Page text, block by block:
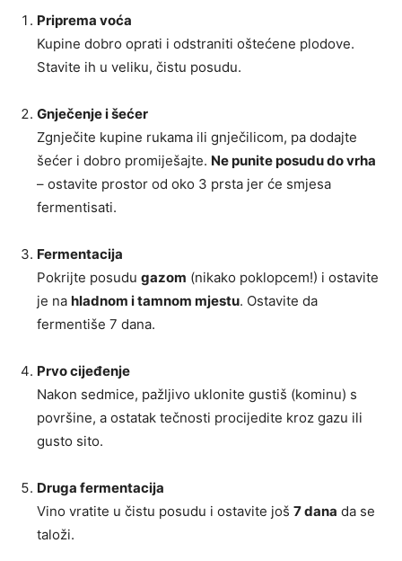
Priprema voća
Kupine dobro oprati i odstraniti oštećene plodove.
Stavite ih u veliku, čistu posudu.
Gnječenje i šećer
Zgnječite kupine rukama ili gnječilicom, pa dodajte
šećer i dobro promiješajte. Ne punite posudu do vrha
– ostavite prostor od oko 3 prsta jer će smjesa
fermentisati.
Fermentacija
Pokrijte posudu gazom (nikako poklopcem!) i ostavite
je na hladnom i tamnom mjestu. Ostavite da
fermentiše 7 dana.
Prvo cijeđenje
Nakon sedmice, pažljivo uklonite gustiš (kominu) s
površine, a ostatak tečnosti procijedite kroz gazu ili
gusto sito.
Druga fermentacija
Vino vratite u čistu posudu i ostavite još 7 dana da se
taloži.